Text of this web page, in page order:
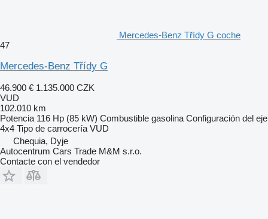
Mercedes-Benz Třídy G coche
47
Mercedes-Benz Třídy G
46.900 € 1.135.000 CZK
VUD
102.010 km
Potencia 116 Hp (85 kW) Combustible gasolina Configuración del eje
4x4 Tipo de carrocería VUD
Chequia, Dyje
Autocentrum Cars Trade M&M s.r.o.
Contacte con el vendedor